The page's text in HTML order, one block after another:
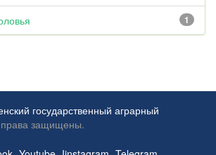
1
государственный аграрный
защищены.